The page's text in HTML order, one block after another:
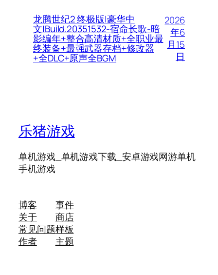
龙腾世纪2 终极版|豪华中
文|Build.20351532-宿命长歌-暗
影编年+整合高清材质+全职业最
终装备+最强武器存档+修改器
+全DLC+原声全BGM
2026
年6
月15
日
乐猪游戏
单机游戏_单机游戏下载_安卓游戏网游单机
手机游戏
博客
关于
常见问题
作者
事件
商店
样板
主题